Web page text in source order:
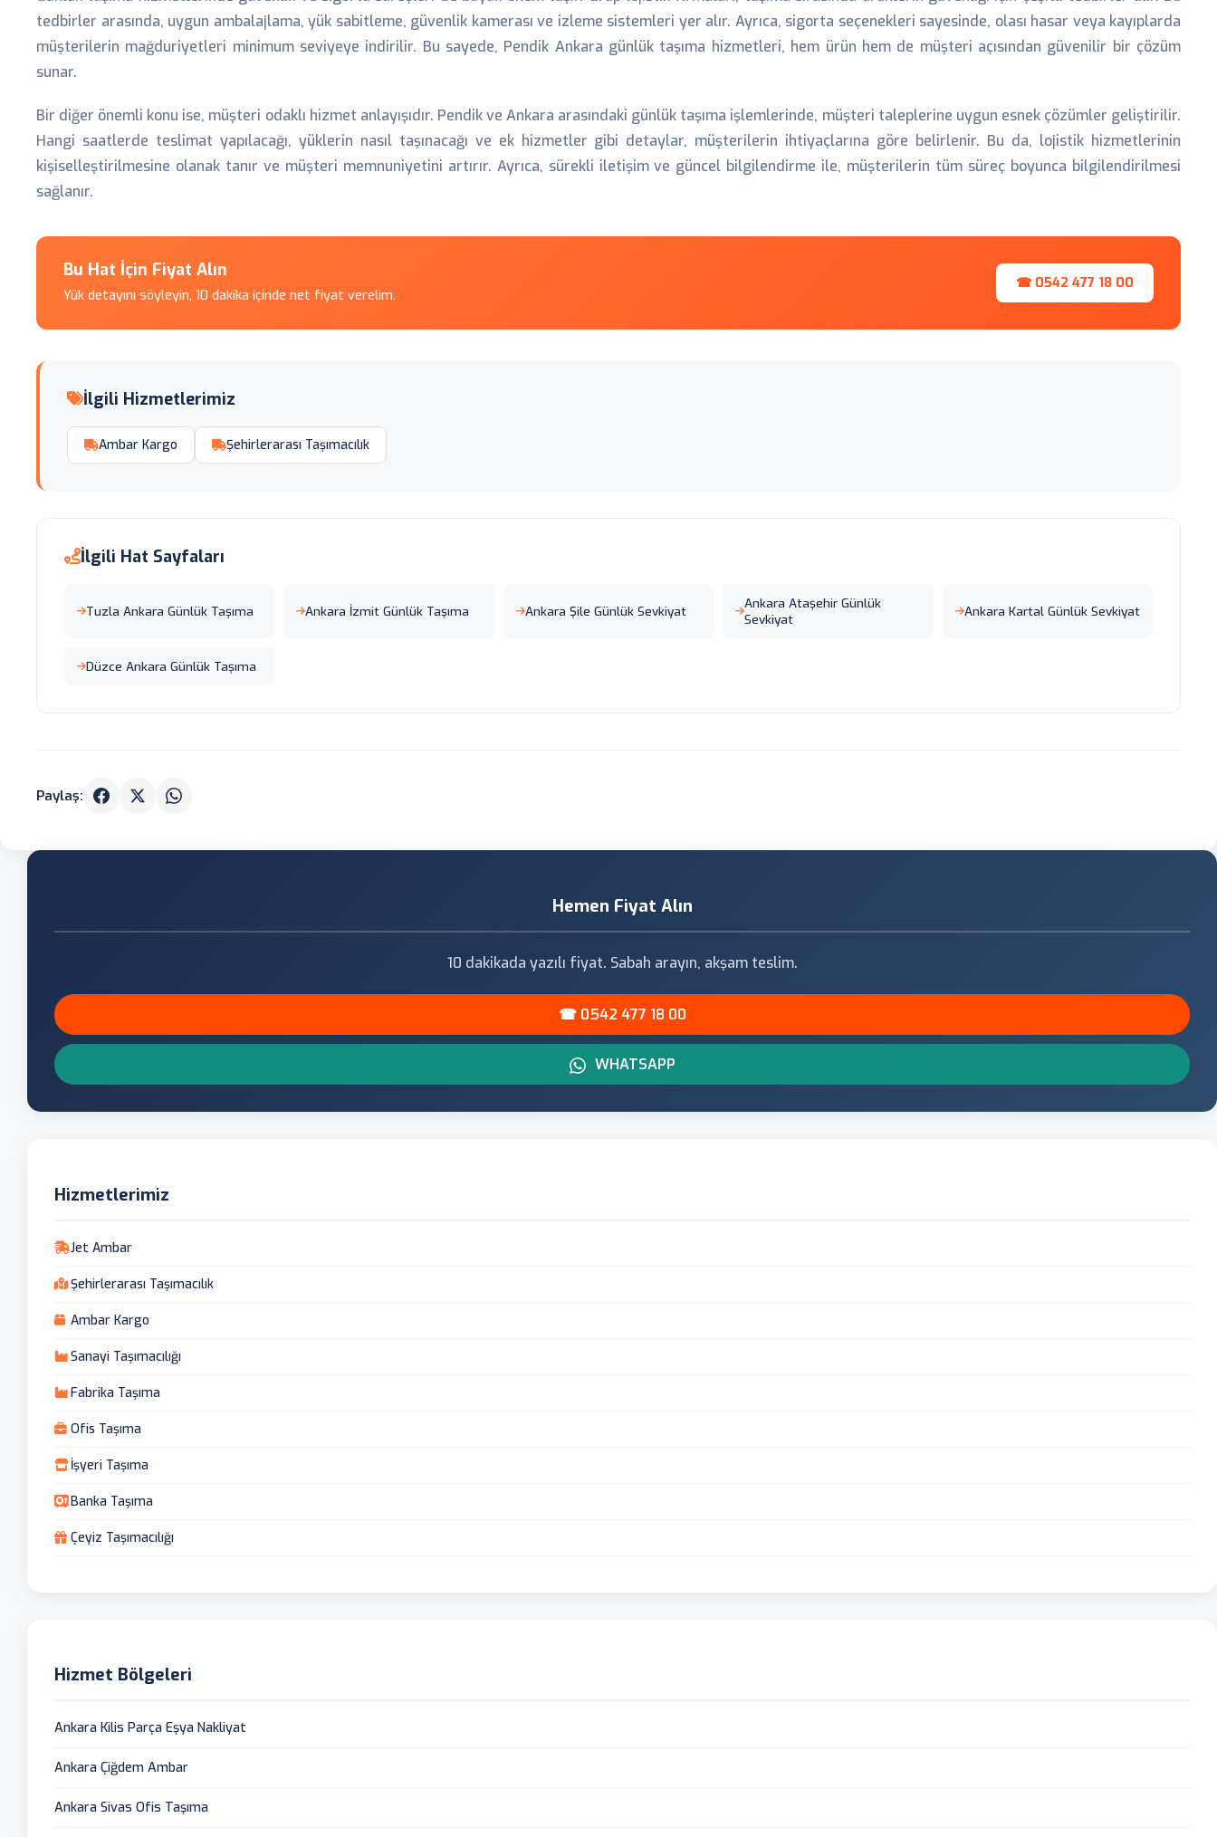
tedbirler arasında, uygun ambalajlama, yük sabitleme, güvenlik kamerası ve izleme sistemleri yer alır. Ayrıca, sigorta seçenekleri sayesinde, olası hasar veya kayıplarda
müşterilerin mağduriyetleri minimum seviyeye indirilir. Bu sayede, Pendik Ankara günlük taşıma hizmetleri, hem ürün hem de müşteri açısından güvenilir bir çözüm
sunar.
Bir diğer önemli konu ise, müşteri odaklı hizmet anlayışıdır. Pendik ve Ankara arasındaki günlük taşıma işlemlerinde, müşteri taleplerine uygun esnek çözümler geliştirilir.
Hangi saatlerde teslimat yapılacağı, yüklerin nasıl taşınacağı ve ek hizmetler gibi detaylar, müşterilerin ihtiyaçlarına göre belirlenir. Bu da, lojistik hizmetlerinin
kişiselleştirilmesine olanak tanır ve müşteri memnuniyetini artırır. Ayrıca, sürekli iletişim ve güncel bilgilendirme ile, müşterilerin tüm süreç boyunca bilgilendirilmesi
sağlanır.
Bu Hat İçin Fiyat Alın
Yük detayını söyleyin, 10 dakika içinde net fiyat verelim.
☎ 0542 477 18 00
İlgili Hizmetlerimiz
Ambar Kargo Şehirlerarası Taşımacılık
İlgili Hat Sayfaları
Tuzla Ankara Günlük Taşıma Ankara İzmit Günlük Taşıma Ankara Şile Günlük Sevkiyat
Ankara Ataşehir Günlük
Sevkiyat
Ankara Kartal Günlük Sevkiyat
Düzce Ankara Günlük Taşıma
Paylaş:
Hemen Fiyat Alın
10 dakikada yazılı fiyat. Sabah arayın, akşam teslim.
☎ 0542 477 18 00
WHATSAPP
Hizmetlerimiz
Jet Ambar
Şehirlerarası Taşımacılık
Ambar Kargo
Sanayi Taşımacılığı
Fabrika Taşıma
Ofis Taşıma
İşyeri Taşıma
Banka Taşıma
Çeyiz Taşımacılığı
Hizmet Bölgeleri
Ankara Kilis Parça Eşya Nakliyat
Ankara Çiğdem Ambar
Ankara Sivas Ofis Taşıma